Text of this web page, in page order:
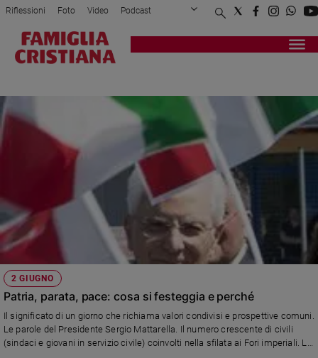
Attualità
Mondo
Sport
Interviste
Papa
Papa
Chiesa
Chiesa
Riflessioni Foto Video Podcast
Privacy Policy Chi siamo
Registrati Redazione
2 GIUGNO
Patria, parata, pace: cosa si festeggia e perché
Il significato di un giorno che richiama valori condivisi e prospettive comuni.
Le parole del Presidente Sergio Mattarella. Il numero crescente di civili
(sindaci e giovani in servizio civile) coinvolti nella sfilata ai Fori imperiali. La